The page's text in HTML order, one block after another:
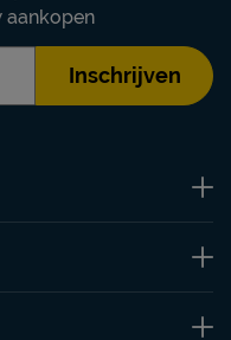
aankopen
Inschrijven